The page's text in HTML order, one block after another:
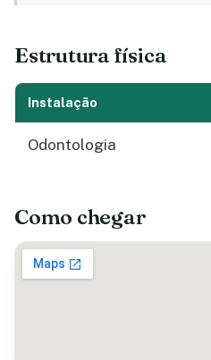
Estrutura física
Instalação
Odontologia
Como chegar